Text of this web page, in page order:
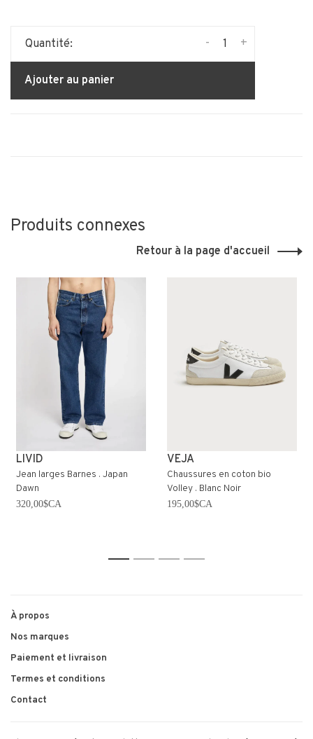
Quantité: +
-
Ajouter au panier
Produits connexes
Retour à la page d'accueil
LIVID
Jean larges Barnes . Japan
Dawn
320,00$CA
VEJA
Chaussures en coton bio
Volley . Blanc Noir
195,00$CA
1 2 3 4
À propos
Nos marques
Paiement et livraison
Termes et conditions
Contact